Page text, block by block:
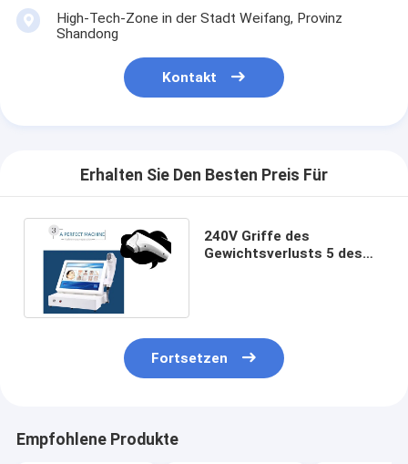
High-Tech-Zone in der Stadt Weifang, Provinz
Shandong
Kontakt
Erhalten Sie Den Besten Preis Für
240V Griffe des
Gewichtsverlusts 5 des
Fortsetzen
Empfohlene Produkte